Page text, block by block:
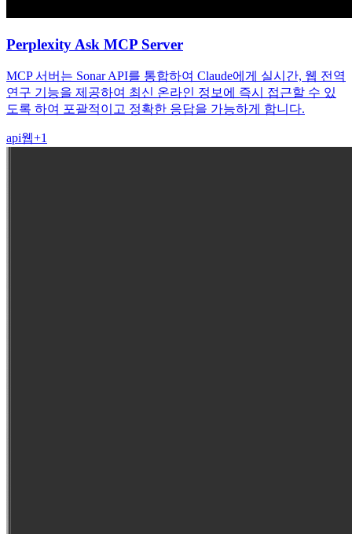
Perplexity Ask MCP Server
MCP 서버는 Sonar API를 통합하여 Claude에게 실시간, 웹 전역
연구 기능을 제공하여 최신 온라인 정보에 즉시 접근할 수 있
도록 하여 포괄적이고 정확한 응답을 가능하게 합니다.
api웹+1